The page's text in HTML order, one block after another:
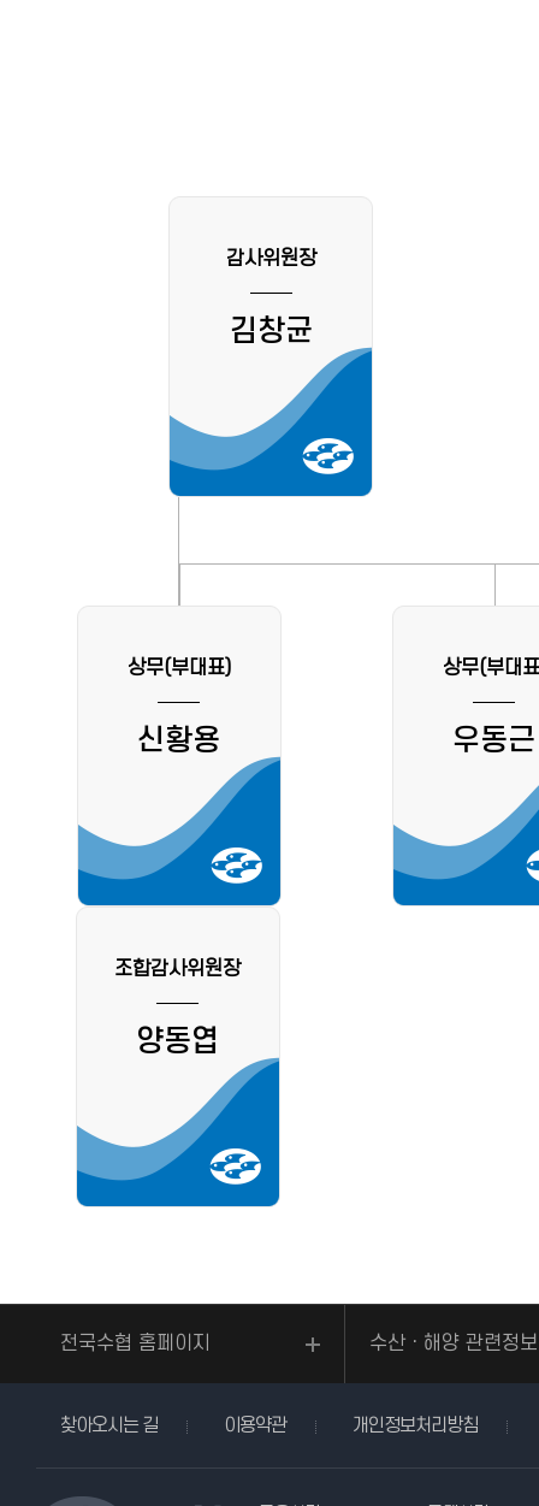
감사위원장
김창균
상무(부대표)
신황용
상무(부대
우동근
조합감사위원장
양동엽
전국수협 홈페이지 수산ㆍ해양 관련정보
찾아오시는 길 이용약관 개인정보처리방침